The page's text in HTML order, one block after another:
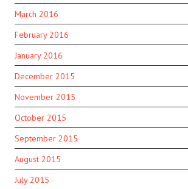
March 2016
February 2016
January 2016
December 2015
November 2015
October 2015
September 2015
August 2015
July 2015